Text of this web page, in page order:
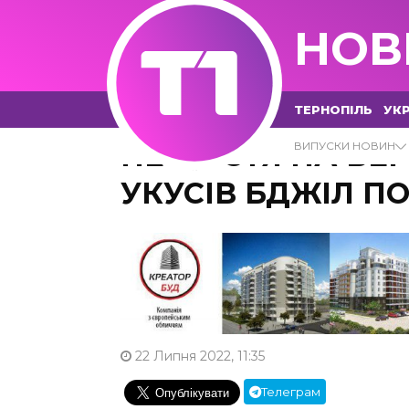
ТЕРНОПІЛЬ
ВИПУСКИ НОВИН
НЕЩАСТЯ НА
УКУСІВ БДЖІЛ
22 Липня 2022, 11:35
Телеграм